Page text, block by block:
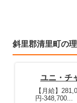
斜里郡清里町の
ユニ・チ
【月給】
円-348,700...